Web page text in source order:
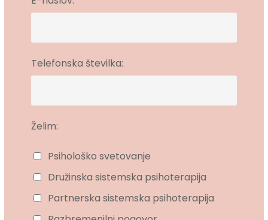
Telefonska številka:
Želim:
Psihološko svetovanje
Družinska sistemska psihoterapija
Partnerska sistemska psihoterapija